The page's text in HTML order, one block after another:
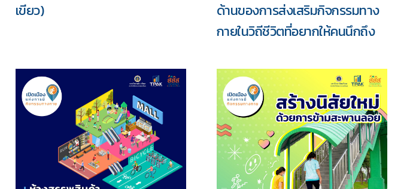
เขียว)
ด้านของการส่งเสริมกิจกรรมทาง
กายในวิถีชีวิตที่อยากให้คนนึกถึง